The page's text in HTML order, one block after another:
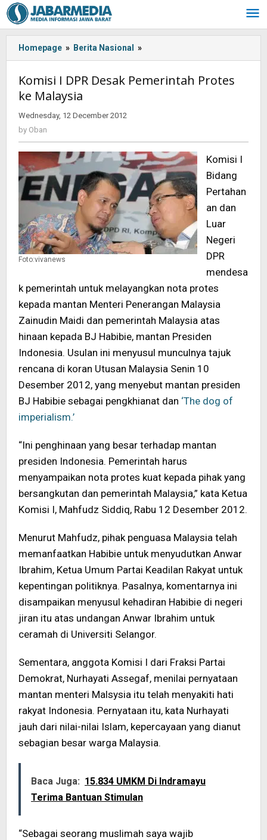
Skip
to
content
Homepage » Berita Nasional »
I
Desak
Komisi I DPR Desak Pemerintah Protes
ke Malaysia
Wednesday, 12 December 2012
by Oban
Foto:vivanews
Komisi I
Bidang
Pertahan
an dan
Luar
Negeri
DPR
mendesa
k pemerintah untuk melayangkan nota protes
kepada mantan Menteri Penerangan Malaysia
Zainudin Maidi dan pemerintah Malaysia atas
hinaan kepada BJ Habibie, mantan Presiden
Indonesia. Usulan ini menyusul munculnya tajuk
rencana di koran Utusan Malaysia Senin 10
Desember 2012, yang menyebut mantan presiden
BJ Habibie sebagai pengkhianat dan ‘The dog of
imperialism.’
“Ini penghinaan yang besar terhadap mantan
presiden Indonesia. Pemerintah harus
menyampaikan nota protes kuat kepada pihak yang
bersangkutan dan pemerintah Malaysia,” kata Ketua
Komisi I, Mahfudz Siddiq, Rabu 12 Desember 2012.
Menurut Mahfudz, pihak penguasa Malaysia telah
memanfaatkan Habibie untuk menyudutkan Anwar
Ibrahim, Ketua Umum Partai Keadilan Rakyat untuk
kepentingan politiknya. Pasalnya, komentarnya ini
disampaikan menyusul kehadiran Habibie di negeri
jiran itu atas undangan Anwar Ibrahim untuk
ceramah di Universiti Selangor.
Sementara, anggota Komisi I dari Fraksi Partai
Demokrat, Nurhayati Assegaf, menilai pernyataan
mantan menteri Malsysia itu telah menyakiti hati
rakyat Indonesia. Pernyataan itu, kata Nurhayati
jauh dari nilai-nilai Islam, kepercayaan yang dianut
sebagian besar warga Malaysia.
Baca Juga: 15.834 UMKM Di Indramayu
Terima Bantuan Stimulan
“Sebagai seorang muslimah saya wajib